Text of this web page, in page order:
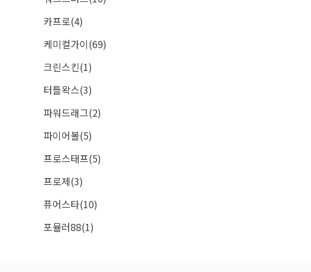
카프로(4)
케미컬가이(69)
크린스킨(1)
터틀왁스(3)
파워드래그(2)
파이어볼(5)
프로스태프(5)
프로제(3)
퓨어스타(10)
포뮬러88(1)